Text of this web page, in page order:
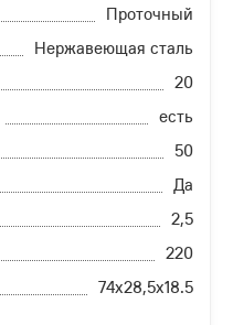
Проточный
Нержавеющая сталь
20
есть
50
Да
2,5
220
74х28,5х18.5